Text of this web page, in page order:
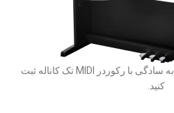
می‌توانید اجرای کیبورد خود را به سادگی با رکوردر MIDI تک کاناله ثبت
کنید.